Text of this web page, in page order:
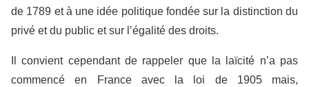
de 1789 et à une idée politique fondée sur la distinction du
privé et du public et sur l’égalité des droits.
Il convient cependant de rappeler que la laïcité n’a pas
commencé en France avec la loi de 1905 mais,